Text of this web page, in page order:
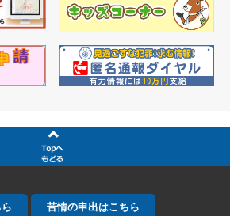
苦情の申出はこちら